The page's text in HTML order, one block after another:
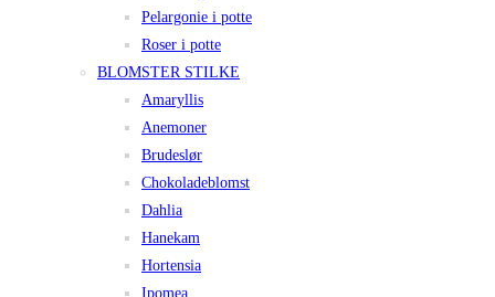
Pelargonie i potte
Roser i potte
BLOMSTER STILKE
Amaryllis
Anemoner
Brudeslør
Chokoladeblomst
Dahlia
Hanekam
Hortensia
Ipomea